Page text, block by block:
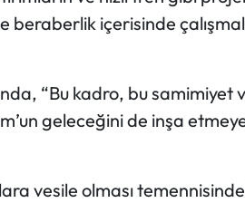
beraberlik içerisinde
“Bu kadro, bu samimiyet
geleceğini de inşa
vesile olması